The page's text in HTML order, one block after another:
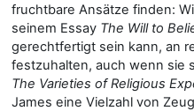
fruchtbare Ansätze finden:
seinem Essay The Will to
gerechtfertigt sein kann, an
festzuhalten, auch wenn sie
The Varieties of Religious
James eine Vielzahl von